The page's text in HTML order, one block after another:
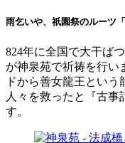
雨乞いや、祇園祭のルーツ
824年に全国で大干ば
が神泉苑で祈祷を行い
ドから善女龍王とい
人々を救ったと『古事
す。